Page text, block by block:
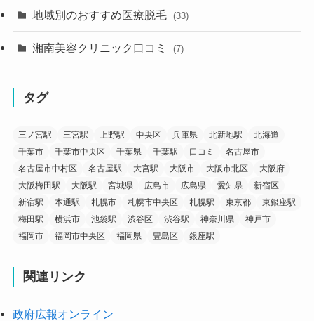
地域別のおすすめ医療脱毛 (33)
湘南美容クリニック口コミ (7)
タグ
三ノ宮駅 三宮駅 上野駅 中央区 兵庫県 北新地駅
北海道
千葉市
千葉市中央区 千葉県 千葉駅 口コミ
名古屋市
名古屋市中村区
名古屋駅 大宮駅 大阪市 大阪市北区
大阪府
大阪梅田駅
大阪駅 宮城県 広島市 広島県 愛知県
新宿区
新宿駅
本通駅 札幌市 札幌市中央区 札幌駅 東京都
東銀座駅
梅田駅
横浜市 池袋駅 渋谷区 渋谷駅 神奈川県
神戸市
福岡市
福岡市中央区 福岡県 豊島区 銀座駅
関連リンク
政府広報オンライン